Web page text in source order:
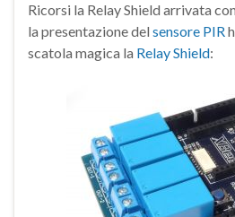
Ricorsi la Relay Shield arrivata con
la presentazione del sensore PIR
scatola magica la Relay Shield: